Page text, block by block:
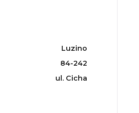
Luzino
84-242
ul. Cicha